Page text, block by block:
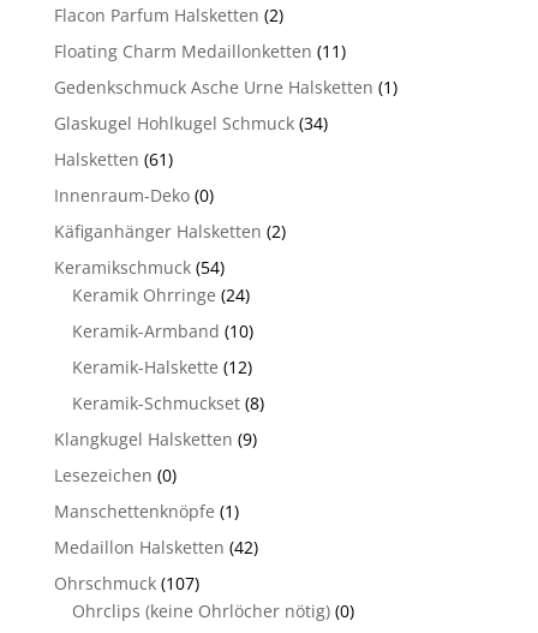
Flacon Parfum Halsketten (2)
Floating Charm Medaillonketten (11)
Gedenkschmuck Asche Urne Halsketten (1)
Glaskugel Hohlkugel Schmuck (34)
Halsketten (61)
Innenraum-Deko (0)
Käfiganhänger Halsketten (2)
Keramikschmuck (54)
Keramik Ohrringe (24)
Keramik-Armband (10)
Keramik-Halskette (12)
Keramik-Schmuckset (8)
Klangkugel Halsketten (9)
Lesezeichen (0)
Manschettenknöpfe (1)
Medaillon Halsketten (42)
Ohrschmuck (107)
Ohrclips (keine Ohrlöcher nötig) (0)